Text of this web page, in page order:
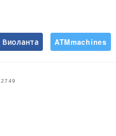
Виоланта ATMmachines
2749